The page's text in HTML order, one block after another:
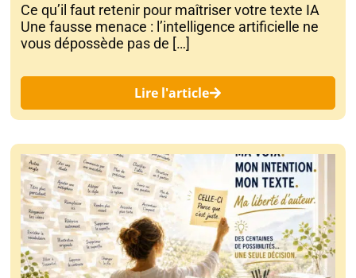
Ce qu’il faut retenir pour maîtriser votre texte IA
Une fausse menace : l’intelligence artificielle ne
vous dépossède pas de […]
Lire l'article